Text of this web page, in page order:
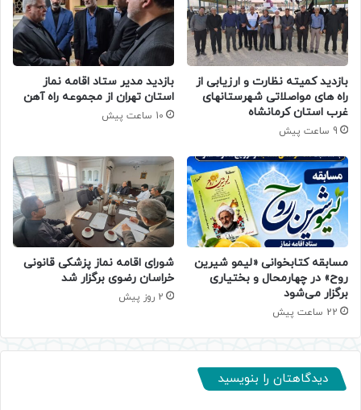
بازدید کمیته نظارت و ارزیابی از
راه های مواصلاتی شهرستانهای
غرب استان کرمانشاه
9 ساعت پیش
بازدید مدیر ستاد اقامه نماز
استان تهران از مجموعه راه آهن
10 ساعت پیش
مسابقه کتابخوانی «لیمو شیرین
روح» در چهارمحال و بختیاری
برگزار می‌شود
22 ساعت پیش
شورای اقامه نماز پزشکی قانونی
خراسان رضوی برگزار شد
2 روز پیش
دیدگاهتان را بنویسید